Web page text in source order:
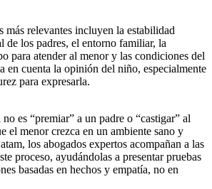
más relevantes incluyen la estabilidad
de los padres, el entorno familiar, la
para atender al menor y las condiciones del
en cuenta la opinión del niño, especialmente
para expresarla.
es “premiar” a un padre o “castigar” al
el menor crezca en un ambiente sano y
los abogados expertos acompañan a las
proceso, ayudándolas a presentar pruebas
basadas en hechos y empatía, no en